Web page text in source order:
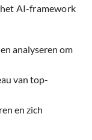
AI-framework
analyseren om
van top-
en zich